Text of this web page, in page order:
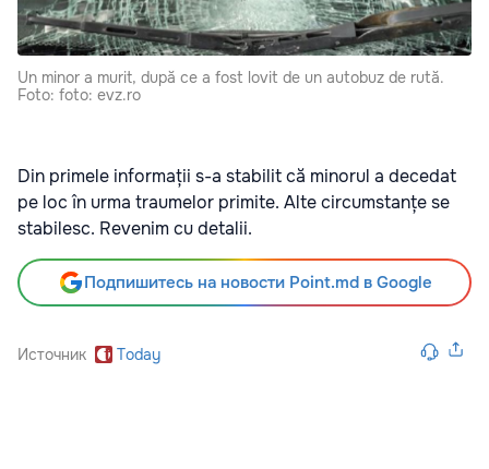
Un minor a murit, după ce a fost lovit de un autobuz de rută.
Foto: foto: evz.ro
Din primele informații s-a stabilit că minorul a decedat
pe loc în urma traumelor primite. Alte circumstanțe se
stabilesc. Revenim cu detalii.
Подпишитесь на новости Point.md в Google
Источник Today